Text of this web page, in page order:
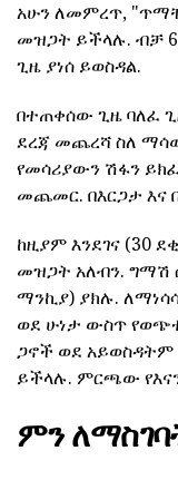
አሁን ለመምረጥ,
መዝጋት ይችላሉ. ብቻ
ጊዜ ያነሰ ይወስዳል.
በተጠቀሰው ጊዜ ባለፈ
ደረጃ መጨረሻ ስለ
የመሳሪያውን ሽፋን
መጨመር. በእርጋታ እና
ከዚያም እንደገና (30
መዝጋት አለብን.
ማንኪያ) ያክሉ.
ወደ ሁነታ ውስጥ
ጋኖች ወደ
ይችላሉ. ምርጫው
ምን